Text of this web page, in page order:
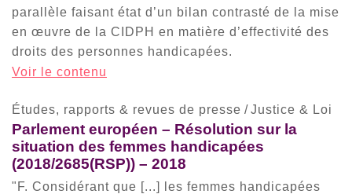
parallèle faisant état d’un bilan contrasté de la mise
en œuvre de la CIDPH en matière d’effectivité des
droits des personnes handicapées.
Voir le contenu
Études, rapports & revues de presse /Justice & Loi
Parlement européen – Résolution sur la
situation des femmes handicapées
(2018/2685(RSP)) – 2018
"F. Considérant que [...] les femmes handicapées